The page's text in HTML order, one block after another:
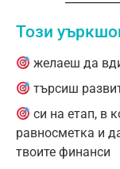
Този
желаеш да
търсиш
си на етап, в
равносметка и
твоите финанси